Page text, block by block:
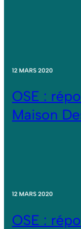
12 MARS 2020
OSE :
Maison
12 MARS 2020
OSE :